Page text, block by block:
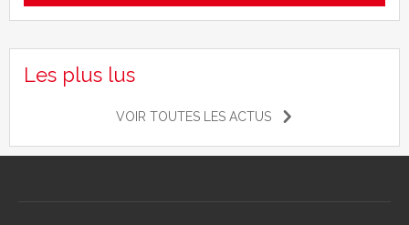
Les plus lus
VOIR TOUTES LES ACTUS